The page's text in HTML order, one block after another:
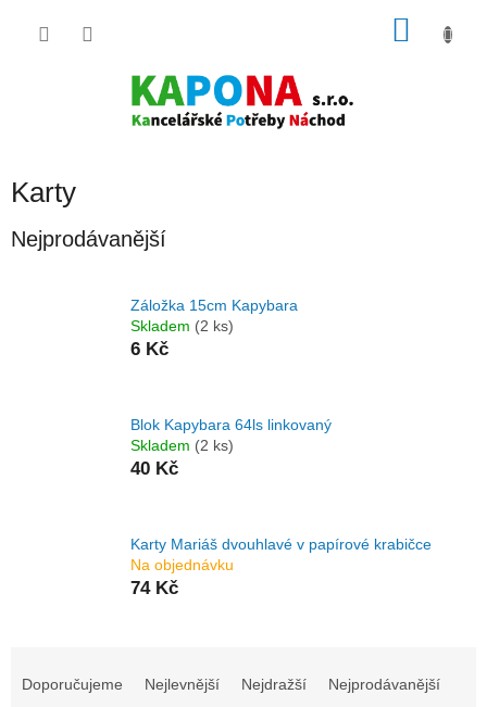
Karty
Nejprodávanější
Záložka 15cm Kapybara
Skladem (2 ks)
6 Kč
Blok Kapybara 64ls linkovaný
Skladem (2 ks)
40 Kč
Karty Mariáš dvouhlavé v papírové krabičce
Na objednávku
74 Kč
Doporučujeme Nejlevnější Nejdražší Nejprodávanější